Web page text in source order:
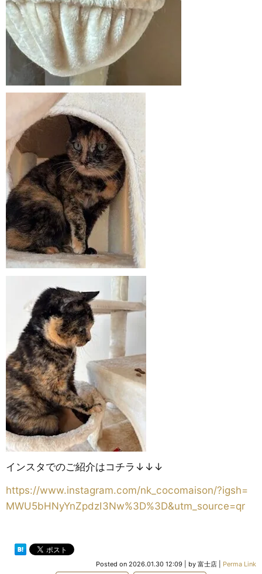
インスタでのご紹介はコチラ↓↓↓
https://www.instagram.com/nk_cocomaison/?igsh=
MWU5bHNyYnZpdzI3Nw%3D%3D&utm_source=qr
Posted on 2026.01.30 12:09 by 富士店 Perma Link